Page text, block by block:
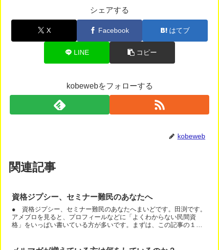
シェアする
X Facebook はてブ
LINE コピー
kobewebをフォローする
kobeweb
関連記事
資格ジプシー、セミナー難民のあなたへ
● 資格ジプシー、セミナー難民のあなたへまいどです。田渕です。
アメブロを見ると、プロフィールなどに「よくわからない民間資
格」をいっぱい書いている方が多いです。まずは、この記事の１５